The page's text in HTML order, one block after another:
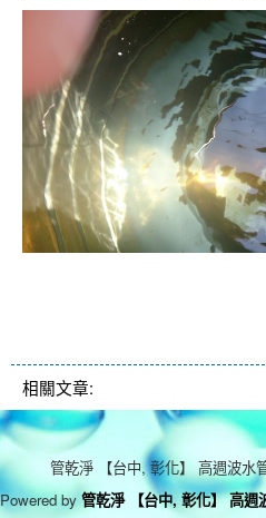
相關文章:
管乾淨 【台中, 彰化】 高週波水
Powered by 管乾淨 【台中, 彰化】 高週